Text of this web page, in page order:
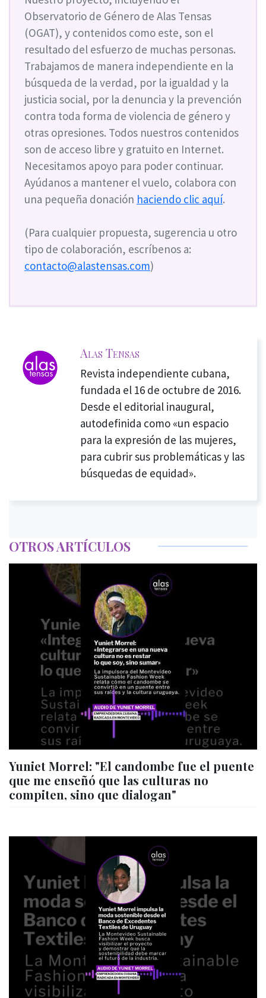
Observatorio de Género de Alas Tensas
(OGAT), y contenidos como este, son el
resultado del esfuerzo de muchas personas.
Trabajamos de manera independiente en la
búsqueda de la verdad, por la igualdad y la
justicia social, por la denuncia y la prevención
contra toda forma de violencia de género y
otras opresiones. Todos nuestros contenidos
son de acceso libre y gratuito en Internet.
Necesitamos apoyo para poder continuar.
Ayúdanos a mantener el vuelo, colabora con
una pequeña donación haciendo clic aquí.
(Para cualquier propuesta, sugerencia u otro
tipo de colaboración, escríbenos a:
contacto@alastensas.com)
Alas Tensas
Revista independiente cubana,
fundada el 16 de octubre de 2016.
Desde el editorial inaugural,
autodefinida como «un espacio
para la expresión de las mujeres,
para cubrir sus problemáticas y las
búsquedas de equidad».
OTROS ARTÍCULOS
Yuniet Morrel: "El candombe fue el puente
que me enseñó que las culturas no
compiten, sino que dialogan"